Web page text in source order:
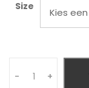
Size
-
+